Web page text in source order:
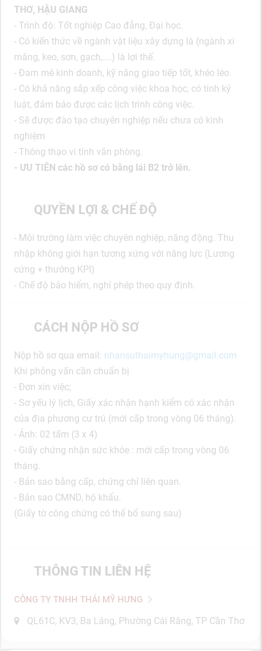
THƠ, HẬU GIANG
- Trình độ: Tốt nghiệp Cao đẳng, Đại học.
- Có kiến thức về ngành vật liệu xây dựng là (ngành xi
măng, keo, sơn, gạch,....) là lợi thế.
- Đam mê kinh doanh, kỹ năng giao tiếp tốt, khéo léo.
- Có khả năng sắp xếp công việc khoa học, có tính kỷ
luật, đảm bảo được các lịch trình công việc.
- Sẽ được đào tạo chuyên nghiệp nếu chưa có kinh
nghiệm
- Thông thạo vi tính văn phòng.
- ƯU TIÊN các hồ sơ có bằng lái B2 trở lên.
QUYỀN LỢI & CHẾ ĐỘ
- Môi trường làm việc chuyên nghiệp, năng động. Thu
nhập không giới hạn tương xứng với năng lực (Lương
cứng + thưởng KPI)
- Chế độ bảo hiểm, nghỉ phép theo quy định.
CÁCH NỘP HỒ SƠ
Nộp hồ sơ qua email: nhansuthaimyhung@gmail.com
Khi phỏng vấn cần chuẩn bị
- Đơn xin việc;
- Sơ yếu lý lịch, Giấy xác nhận hạnh kiểm có xác nhận
của địa phương cư trú (mới cấp trong vòng 06 tháng).
- Ảnh: 02 tấm (3 x 4)
- Giấy chứng nhận sức khỏe : mới cấp trong vòng 06
tháng.
- Bản sao bằng cấp, chứng chỉ liên quan.
- Bản sao CMND, hộ khẩu.
(Giấy tờ công chứng có thể bổ sung sau)
THÔNG TIN LIÊN HỆ
CÔNG TY TNHH THÁI MỸ HƯNG
QL61C, KV3, Ba Láng, Phường Cái Răng, TP Cần Thơ